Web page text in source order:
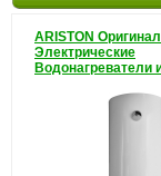
ARISTON
Электрические
Водонагреватели